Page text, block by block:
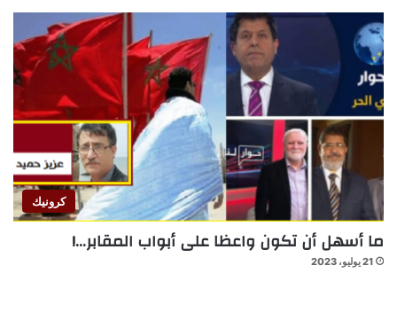
كرونيك
ما أسهل أن تكون واعظا على أبواب المقابر…!
21 يوليو، 2023